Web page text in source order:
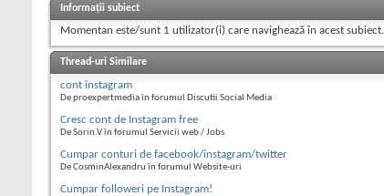
Informații subiect
Momentan este/sunt 1 utilizator(i) care navighează în acest subiect.
Thread-uri Similare
cont instagram
De proexpertmedia în forumul Discutii Social Media
Cresc cont de Instagram free
De Sorin.V în forumul Servicii web / Jobs
Cumpar conturi de facebook/instagram/twitter
De CosminAlexandru în forumul Website-uri
Cumpar followeri pe Instagram!